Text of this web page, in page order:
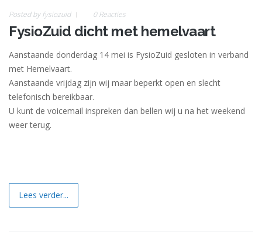
12
May
Posted byfysiozuid 0 Reacties
FysioZuid dicht met hemelvaart
Aanstaande donderdag 14 mei is FysioZuid gesloten in verband
met Hemelvaart.
Aanstaande vrijdag zijn wij maar beperkt open en slecht
telefonisch bereikbaar.
U kunt de voicemail inspreken dan bellen wij u na het weekend
weer terug.
Lees verder...